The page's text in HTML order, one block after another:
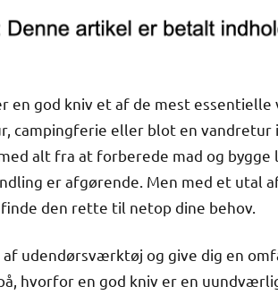
god kniv et af de mest essentielle
campingferie eller blot en vandretur
alt fra at forberede mad og bygge
er afgørende. Men med et utal
den rette til netop dine behov.
af udendørsværktøj og give dig en
hvorfor en god kniv er en